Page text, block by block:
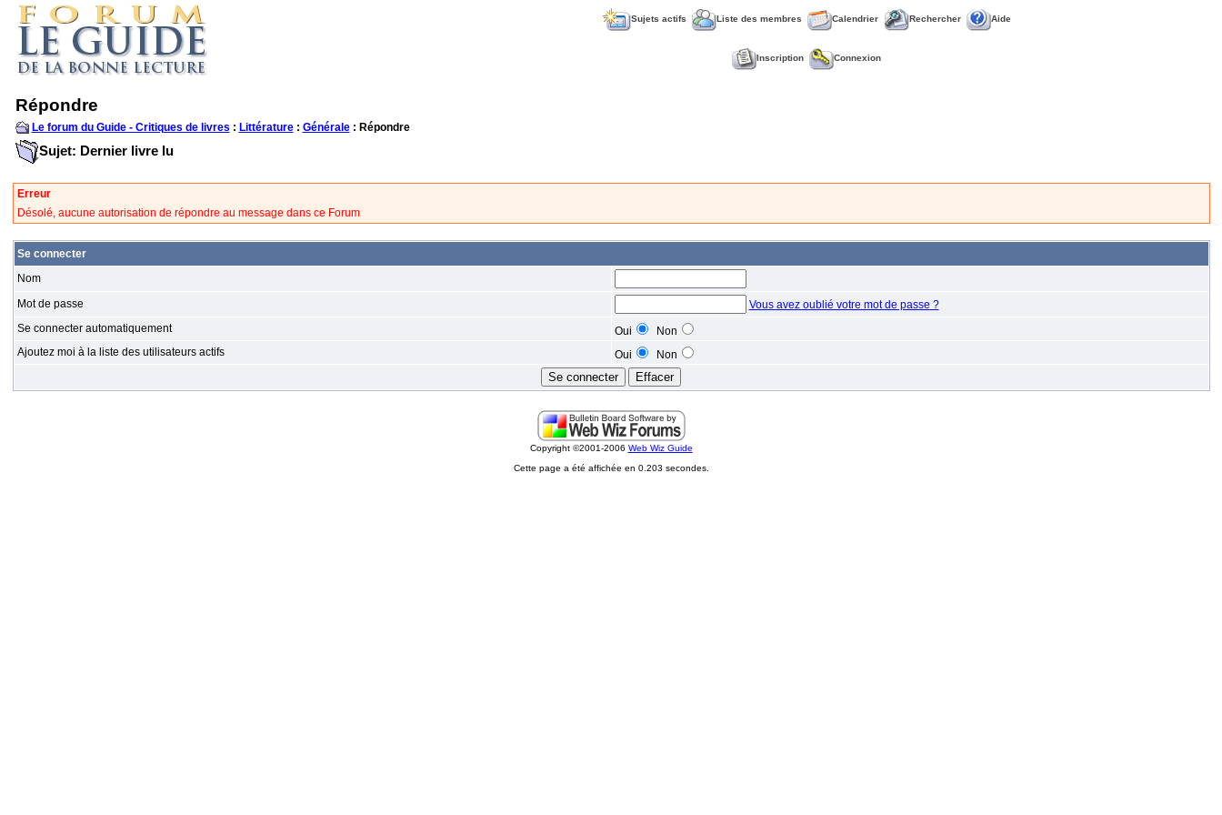
Sujets actifs Liste des membres Calendrier Rechercher Aide
Inscription Connexion
Répondre
Le forum du Guide - Critiques de livres : Littérature: Générale: Répondre
Sujet: Dernier livre lu
Erreur
Désolé, aucune autorisation de répondre au message dans ce Forum
Se connecter
Nom
Mot de passe
Vous avez oublié votre mot de passe ?
Se connecter automatiquement
Oui
Non
Ajoutez moi à la liste des utilisateurs actifs
Oui Non
Copyright ©2001-2006 Web Wiz Guide
Cette page a été affichée en 0.203 secondes.